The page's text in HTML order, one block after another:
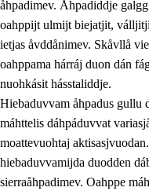
åhpadimev. Åhpadiddje
oahppijt ulmijt biejatjit,
ietjas åvddånimev. Skåvllå
oahppama hárráj duon dán
nuohkásit hásstaliddje.
Hiebaduvvam åhpadus gullu
máhttelis dáhpáduvvat
moattevuohtaj
hiebaduvvamijda duodden
sierraåhpadimev. Oahppe